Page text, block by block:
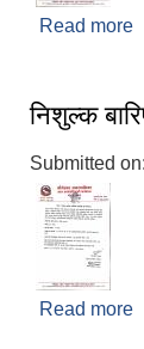
Read more
निशुल्क
Submitted on:
Read more